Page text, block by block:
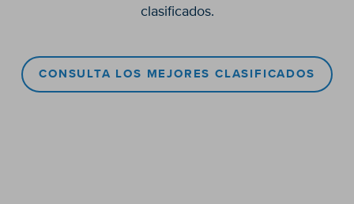
clasificados.
CONSULTA LOS MEJORES CLASIFICADOS